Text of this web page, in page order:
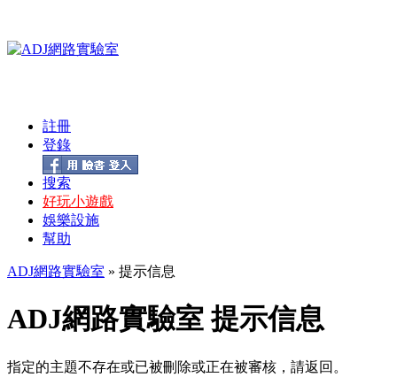
註冊
登錄
搜索
好玩小遊戲
娛樂設施
幫助
ADJ網路實驗室 » 提示信息
ADJ網路實驗室 提示信息
指定的主題不存在或已被刪除或正在被審核，請返回。